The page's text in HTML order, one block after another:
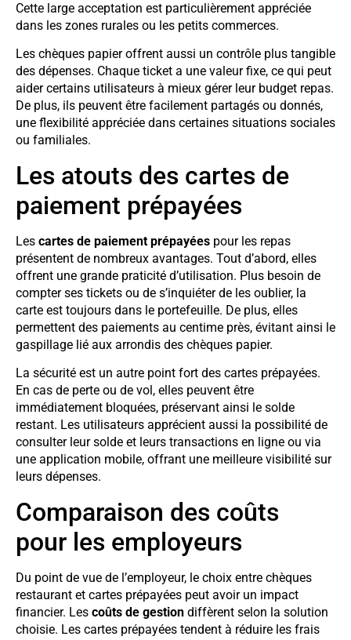
Cette large acceptation est particulièrement appréciée
dans les zones rurales ou les petits commerces.
Les chèques papier offrent aussi un contrôle plus tangible
des dépenses. Chaque ticket a une valeur fixe, ce qui peut
aider certains utilisateurs à mieux gérer leur budget repas.
De plus, ils peuvent être facilement partagés ou donnés,
une flexibilité appréciée dans certaines situations sociales
ou familiales.
Les atouts des cartes de
paiement prépayées
Les cartes de paiement prépayées pour les repas
présentent de nombreux avantages. Tout d’abord, elles
offrent une grande praticité d’utilisation. Plus besoin de
compter ses tickets ou de s’inquiéter de les oublier, la
carte est toujours dans le portefeuille. De plus, elles
permettent des paiements au centime près, évitant ainsi le
gaspillage lié aux arrondis des chèques papier.
La sécurité est un autre point fort des cartes prépayées.
En cas de perte ou de vol, elles peuvent être
immédiatement bloquées, préservant ainsi le solde
restant. Les utilisateurs apprécient aussi la possibilité de
consulter leur solde et leurs transactions en ligne ou via
une application mobile, offrant une meilleure visibilité sur
leurs dépenses.
Comparaison des coûts
pour les employeurs
Du point de vue de l’employeur, le choix entre chèques
restaurant et cartes prépayées peut avoir un impact
financier. Les coûts de gestion diffèrent selon la solution
choisie. Les cartes prépayées tendent à réduire les frais